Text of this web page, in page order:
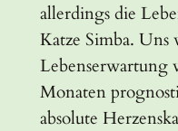
allerdings die
Katze Simba. Uns
Lebenserwartung
Monaten
absolute